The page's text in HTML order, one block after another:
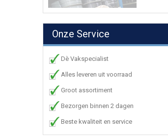
Onze Service
Dè Vakspecialist
Alles leveren uit voorraad
Groot assortiment
Bezorgen binnen 2 dagen
Beste kwaliteit en service